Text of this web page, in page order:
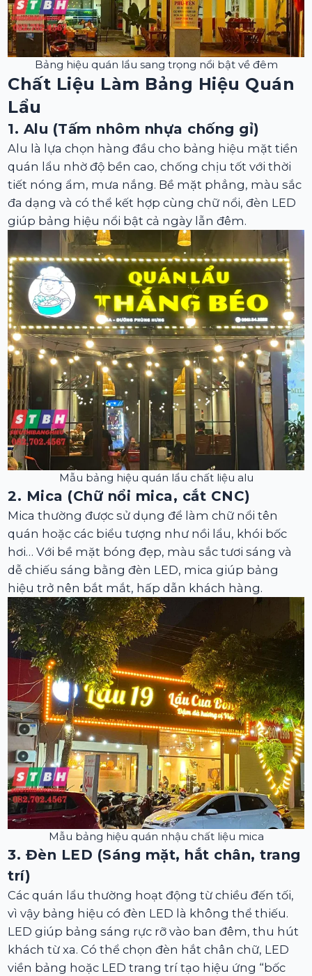
Bảng hiệu quán lẩu sang trọng nổi bật về đêm
Chất Liệu Làm Bảng Hiệu Quán
Lẩu
1. Alu (Tấm nhôm nhựa chống gỉ)
Alu là lựa chọn hàng đầu cho bảng hiệu mặt tiền
quán lẩu nhờ độ bền cao, chống chịu tốt với thời
tiết nóng ẩm, mưa nắng. Bề mặt phẳng, màu sắc
đa dạng và có thể kết hợp cùng chữ nổi, đèn LED
giúp bảng hiệu nổi bật cả ngày lẫn đêm.
Mẫu bảng hiệu quán lẩu chất liệu alu
2. Mica (Chữ nổi mica, cắt CNC)
Mica thường được sử dụng để làm chữ nổi tên
quán hoặc các biểu tượng như nồi lẩu, khói bốc
hơi… Với bề mặt bóng đẹp, màu sắc tươi sáng và
dễ chiếu sáng bằng đèn LED, mica giúp bảng
hiệu trở nên bắt mắt, hấp dẫn khách hàng.
Mẫu bảng hiệu quán nhậu chất liệu mica
3. Đèn LED (Sáng mặt, hắt chân, trang
trí)
Các quán lẩu thường hoạt động từ chiều đến tối,
vì vậy bảng hiệu có đèn LED là không thể thiếu.
LED giúp bảng sáng rực rỡ vào ban đêm, thu hút
khách từ xa. Có thể chọn đèn hắt chân chữ, LED
viền bảng hoặc LED trang trí tạo hiệu ứng “bốc